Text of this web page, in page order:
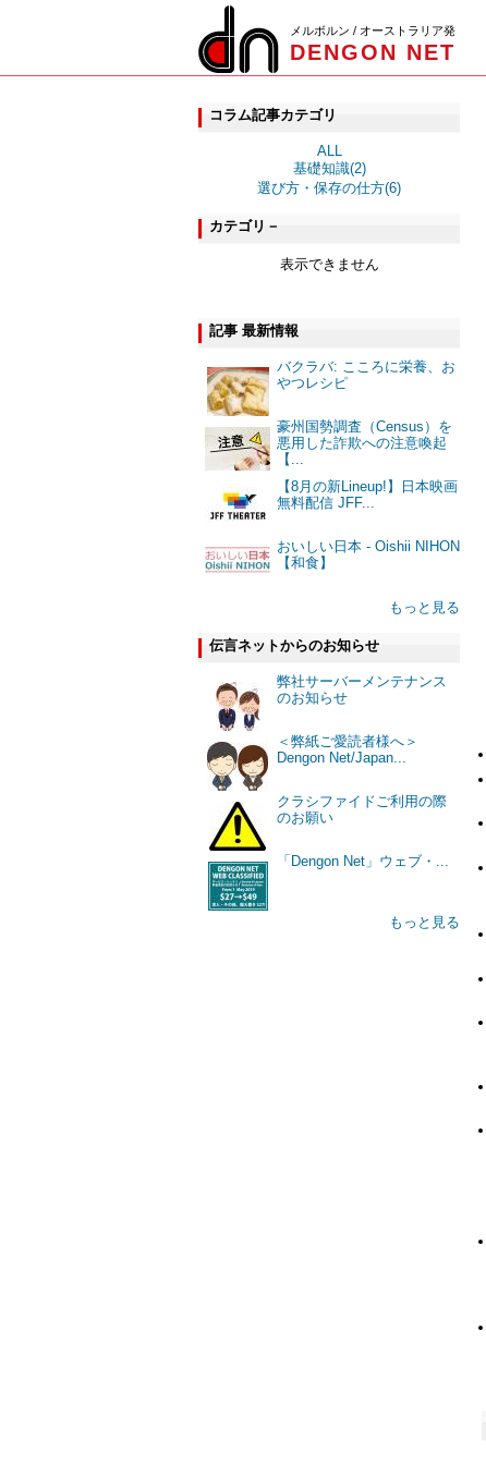
メルボルン / オーストラリア発
DENGON NET
コラム記事カテゴリ
ALL
基礎知識(2)
選び方・保存の仕方(6)
カテゴリ－
表示できません
記事 最新情報
バクラバ: こころに栄養、お
やつレシピ
豪州国勢調査（Census）を
悪用した詐欺への注意喚起
【...
【8月の新Lineup!】日本映画
無料配信 JFF...
おいしい日本 - Oishii NIHON
【和食】
もっと見る
伝言ネットからのお知らせ
弊社サーバーメンテナンス
のお知らせ
＜弊紙ご愛読者様へ＞
Dengon Net/Japan...
クラシファイドご利用の際
のお願い
「Dengon Net」ウェブ・...
もっと見る